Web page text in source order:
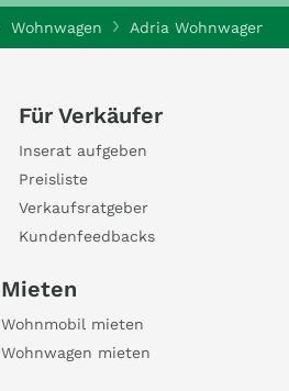
Wohnwagen Adria Wohnwagen
Für Verkäufer
Inserat aufgeben
Preisliste
Verkaufsratgeber
Kundenfeedbacks
Mieten
Wohnmobil mieten
Wohnwagen mieten